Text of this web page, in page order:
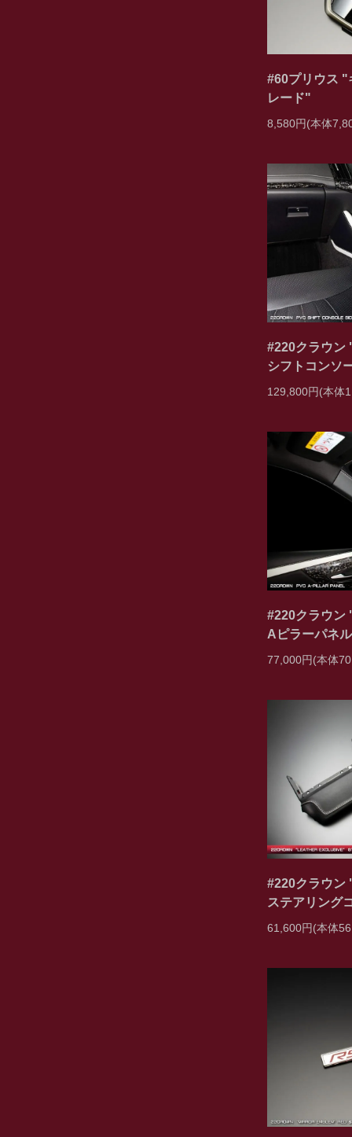
#60プリウス
レード"
8,580円(本体
#220クラウ
シフトコンソ
129,800円(本体
#220クラウ
Aピラーパネ
77,000円(本体
#220クラウ
ステアリング
61,600円(本体